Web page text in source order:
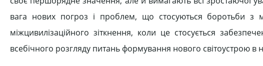
вага нових погроз і проблем, що стосуються боротьби з
міжцивилізаційного зіткнення, коли це стосується
всебічного розгляду питань формування нового світоустрою в